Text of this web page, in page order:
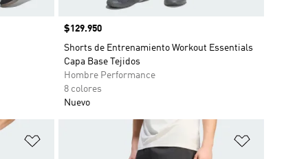
Precio
$129.950
Shorts de Entrenamiento Workout Essentials
Capa Base Tejidos
Hombre Performance
8 colores
Nuevo
Añadir a la lista de deseos